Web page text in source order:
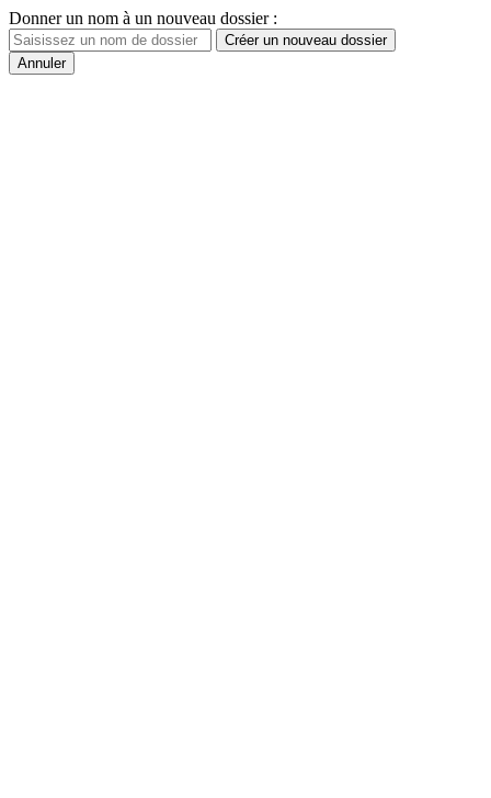
Donner un nom à un nouveau dossier :
Créer un nouveau dossier
Annuler